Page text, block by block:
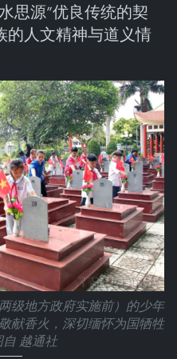
思源”优良传统的契
的人文精神与道义情
级地方政府实施前）的少年
献香火，深切缅怀为国牺牲
越通社